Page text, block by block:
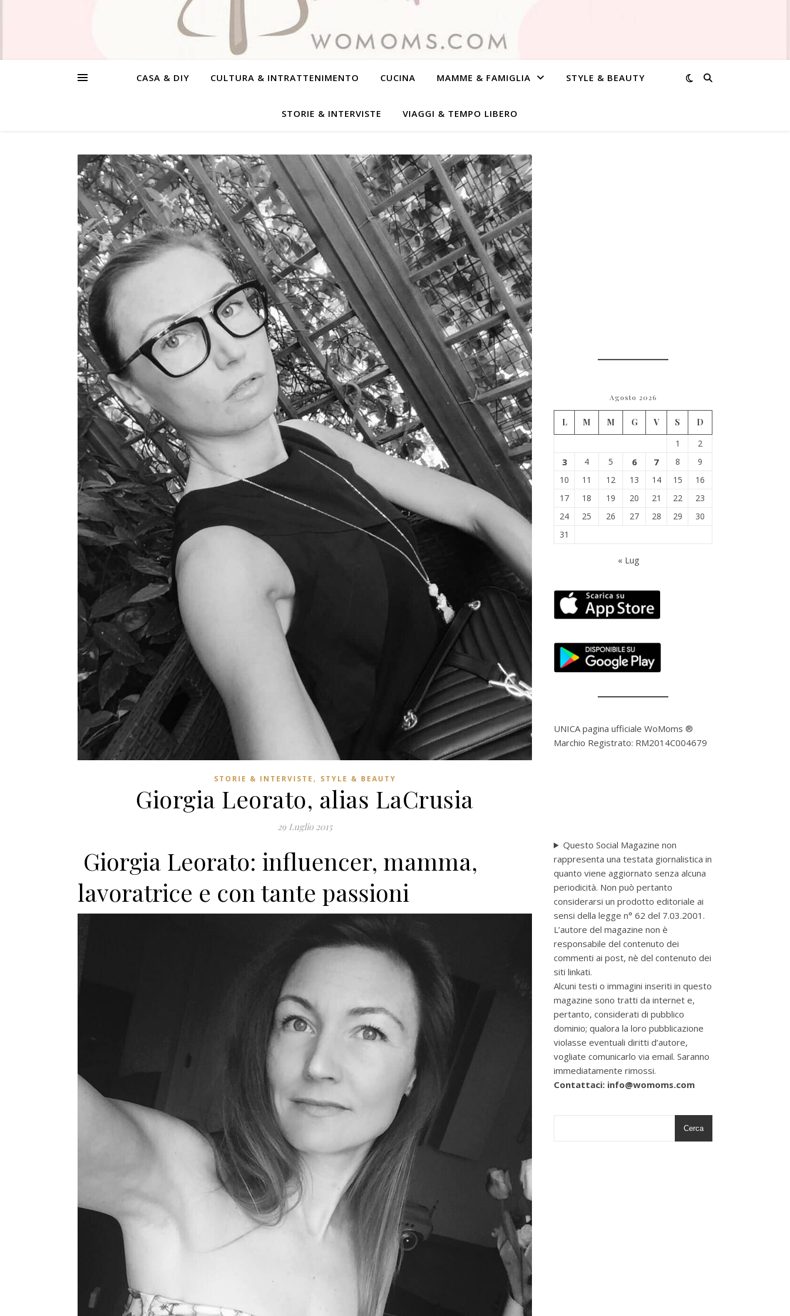
CASA & DIY CULTURA & INTRATTENIMENTO CUCINA MAMME & FAMIGLIA STYLE & BEAUTY
STORIE & INTERVISTE VIAGGI & TEMPO LIBERO
STORIE & INTERVISTE , STYLE & BEAUTY
Giorgia Leorato, alias LaCrusia
29 Luglio 2015
Giorgia Leorato: influencer, mamma,
lavoratrice e con tante passioni
Agosto 2026
L M M G V S
D
1
2
3 4 5 6 7 8
9
10
11 12 13 14 15
16
17
18 19 20 21 22
23
24
25 26 27 28 29
30
31
« Lug
UNICA pagina ufficiale WoMoms ®
Marchio Registrato: RM2014C004679
Questo Social Magazine non
rappresenta una testata giornalistica in
quanto viene aggiornato senza alcuna
periodicità. Non può pertanto
considerarsi un prodotto editoriale ai
sensi della legge n° 62 del 7.03.2001.
L’autore del magazine non è
responsabile del contenuto dei
commenti ai post, nè del contenuto dei
siti linkati.
Alcuni testi o immagini inseriti in questo
magazine sono tratti da internet e,
pertanto, considerati di pubblico
dominio; qualora la loro pubblicazione
violasse eventuali diritti d’autore,
vogliate comunicarlo via email. Saranno
immediatamente rimossi.
Contattaci: info@womoms.com
Cerca